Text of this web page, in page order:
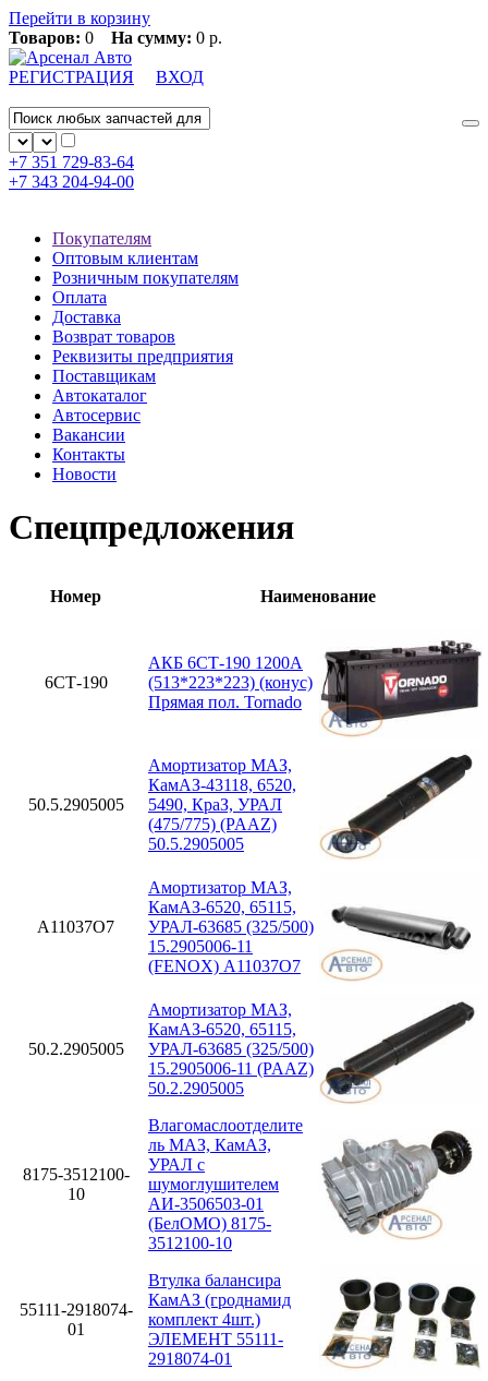
Перейти в корзину
Товаров: 0 На сумму: 0 р.
РЕГИСТРАЦИЯ ВХОД
+7 351 729-83-64
+7 343 204-94-00
Покупателям
Оптовым клиентам
Розничным покупателям
Оплата
Доставка
Возврат товаров
Реквизиты предприятия
Поставщикам
Автокаталог
Автосервис
Вакансии
Контакты
Новости
Спецпредложения
Номер Наименование
6СТ-190
АКБ 6СТ-190 1200А
(513*223*223) (конус)
Прямая пол. Tornado
50.5.2905005
Амортизатор МАЗ,
КамАЗ-43118, 6520,
5490, КраЗ, УРАЛ
(475/775) (PAAZ)
50.5.2905005
A11037O7
Амортизатор МАЗ,
КамАЗ-6520, 65115,
УРАЛ-63685 (325/500)
15.2905006-11
(FENOX) A11037O7
50.2.2905005
Амортизатор МАЗ,
КамАЗ-6520, 65115,
УРАЛ-63685 (325/500)
15.2905006-11 (PAAZ)
50.2.2905005
8175-3512100-
10
Влагомаслоотделите
ль МАЗ, КамАЗ,
УРАЛ с
шумоглушителем
АИ-3506503-01
(БелОМО) 8175-
3512100-10
55111-2918074-
01
Втулка балансира
КамАЗ (гроднамид
комплект 4шт.)
ЭЛЕМЕНТ 55111-
2918074-01